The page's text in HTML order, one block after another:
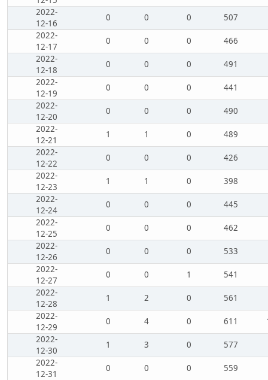
2022-
12-16
0 0 0
507
2022-
12-17
0 0 0
466
2022-
12-18
0 0 0
491
2022-
12-19
0 0 0
441
2022-
12-20
0 0 0
490
2022-
12-21
1 1 0
489
2022-
12-22
0 0 0
426
2022-
12-23
1 1 0
398
2022-
12-24
0 0 0
445
2022-
12-25
0 0 0
462
2022-
12-26
0 0 0
533
2022-
12-27
0 0 1
541
2022-
12-28
1 2 0
561
2022-
12-29
0 4 0 611
2022-
12-30
1 3 0
577
2022-
12-31
0 0 0 559